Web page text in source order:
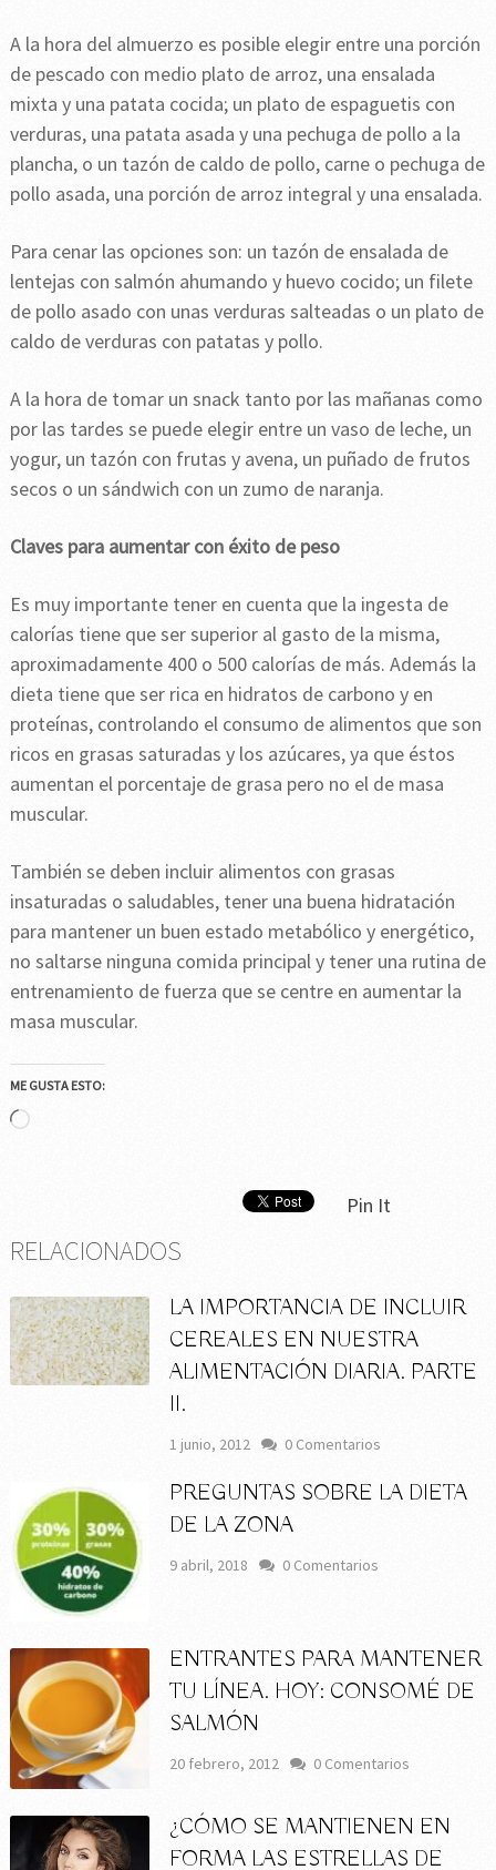
A la hora del almuerzo es posible elegir entre una porción
de pescado con medio plato de arroz, una ensalada
mixta y una patata cocida; un plato de espaguetis con
verduras, una patata asada y una pechuga de pollo a la
plancha, o un tazón de caldo de pollo, carne o pechuga de
pollo asada, una porción de arroz integral y una ensalada.
Para cenar las opciones son: un tazón de ensalada de
lentejas con salmón ahumando y huevo cocido; un filete
de pollo asado con unas verduras salteadas o un plato de
caldo de verduras con patatas y pollo.
A la hora de tomar un snack tanto por las mañanas como
por las tardes se puede elegir entre un vaso de leche, un
yogur, un tazón con frutas y avena, un puñado de frutos
secos o un sándwich con un zumo de naranja.
Claves para aumentar con éxito de peso
Es muy importante tener en cuenta que la ingesta de
calorías tiene que ser superior al gasto de la misma,
aproximadamente 400 o 500 calorías de más. Además la
dieta tiene que ser rica en hidratos de carbono y en
proteínas, controlando el consumo de alimentos que son
ricos en grasas saturadas y los azúcares, ya que éstos
aumentan el porcentaje de grasa pero no el de masa
muscular.
También se deben incluir alimentos con grasas
insaturadas o saludables, tener una buena hidratación
para mantener un buen estado metabólico y energético,
no saltarse ninguna comida principal y tener una rutina de
entrenamiento de fuerza que se centre en aumentar la
masa muscular.
ME GUSTA ESTO:
Cargando...
Pin It
RELACIONADOS
LA IMPORTANCIA DE INCLUIR
CEREALES EN NUESTRA
ALIMENTACIÓN DIARIA. PARTE
II.
1 junio, 2012 0 Comentarios
PREGUNTAS SOBRE LA DIETA
DE LA ZONA
9 abril, 2018 0 Comentarios
ENTRANTES PARA MANTENER
TU LÍNEA. HOY: CONSOMÉ DE
SALMÓN
20 febrero, 2012 0 Comentarios
¿CÓMO SE MANTIENEN EN
FORMA LAS ESTRELLAS DE